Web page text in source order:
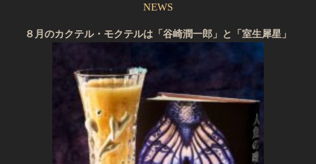
NEWS
８月のカクテル・モクテルは「谷崎潤一郎」と「室生犀星」